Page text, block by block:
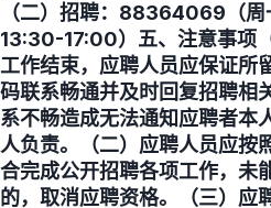
（二）招聘：88364069（
13:30-17:00）五、注意事项
工作结束，应聘人员应保证所
码联系畅通并及时回复招聘相
系不畅造成无法通知应聘者本
人负责。（二）应聘人员应按
合完成公开招聘各项工作，未
的，取消应聘资格。（三）应